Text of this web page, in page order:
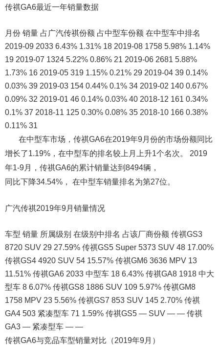
传祺GA6最近一年销量数据
月份 销量 占广汽传祺份额 占中型车份额 在中型车中排名
2019-09 2033 6.43% 1.31% 18 2019-08 1758 5.98% 1.14%
19 2019-07 1324 5.22% 0.86% 21 2019-06 2681 5.88%
1.73% 16 2019-05 319 1.15% 0.21% 29 2019-04 39 0.14%
0.03% 39 2019-03 154 0.44% 0.1% 34 2019-02 140 0.67%
0.09% 32 2019-01 46 0.14% 0.03% 40 2018-12 161 0.34%
0.1% 37 2018-11 125 0.30% 0.08% 35 2018-10 166 0.38%
0.11% 31
在中型车市场，传祺GA6在2019年9月份的市场份额同比
增长了1.19%，在中型车的排名较上月上升1个名次。 2019
年1-9月，传祺GA6的累计销量达到8494辆，
同比下降34.54%， 在中型车销量排名为第27位。
广汽传祺2019年9月销量情况
车型 销量 所属级别 在级别中排名 占该厂商份额 传祺GS3
8720 SUV 29 27.59% 传祺GS5 Super 5373 SUV 48 17.00%
传祺GS4 4920 SUV 54 15.57% 传祺GM6 3636 MPV 13
11.51% 传祺GA6 2033 中型车 18 6.43% 传祺GA8 1918 中大
型车 8 6.07% 传祺GS8 1886 SUV 109 5.97% 传祺GM8
1758 MPV 23 5.56% 传祺GS7 853 SUV 145 2.70% 传祺
GA4 503 紧凑型车 71 1.59% 传祺GS5 — SUV — — 传祺
GA3 — 紧凑型车 — —
传祺GA6与竞品车型销量对比（2019年9月）